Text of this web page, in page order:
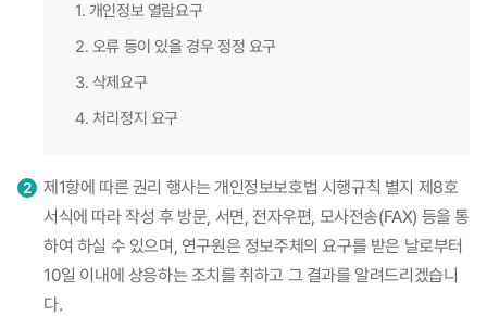
1. 개인정보 열람요구
2. 오류 등이 있을 경우 정정 요구
3. 삭제요구
4. 처리정지 요구
제1항에 따른 권리 행사는 개인정보보호법 시행규칙 별지 제8호
서식에 따라 작성 후 방문, 서면, 전자우편, 모사전송(FAX) 등을 통
하여 하실 수 있으며, 연구원은 정보주체의 요구를 받은 날로부터
10일 이내에 상응하는 조치를 취하고 그 결과를 알려드리겠습니
다.